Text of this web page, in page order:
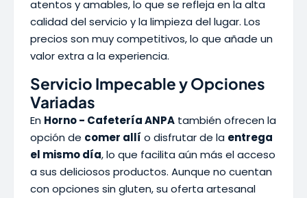
atentos y amables, lo que se refleja en la alta
calidad del servicio y la limpieza del lugar. Los
precios son muy competitivos, lo que añade un
valor extra a la experiencia.
Servicio Impecable y Opciones
Variadas
En Horno - Cafetería ANPA también ofrecen la
opción de comer allí o disfrutar de la entrega
el mismo día, lo que facilita aún más el acceso
a sus deliciosos productos. Aunque no cuentan
con opciones sin gluten, su oferta artesanal